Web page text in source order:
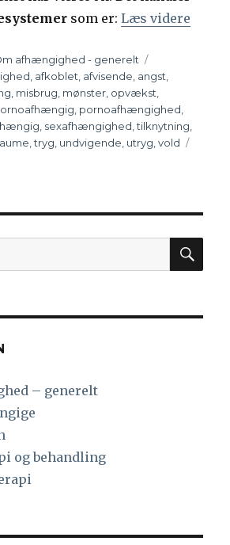
som er:Læs videre
afhængighed - generelt
afkoblet afvisende angst
misbrug mønster opvækst
pornoafhængighed
sexafhængighed ,tilknytning
,tryg undvigende utryg ,vold
– generelt
og behandling